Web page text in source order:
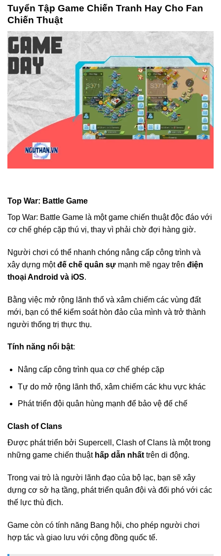
Tuyển Tập Game Chiến Tranh Hay Cho Fan
Chiến Thuật
Top War: Battle Game
Top War: Battle Game là một game chiến thuật độc đáo với
cơ chế ghép cặp thú vị, thay vì phải chờ đợi hàng giờ.
Người chơi có thể nhanh chóng nâng cấp công trình và
xây dựng mộtđế chế quân sự mạnh mẽ ngay trên điện
thoại Android và iOS.
Bằng việc mở rộng lãnh thổ và xâm chiếm các vùng đất
mới, bạn có thể kiểm soát hòn đảo của mình và trở thành
người thống trị thực thụ.
Tính năng nổi bật:
Nâng cấp công trình qua cơ chế ghép cặp
Tự do mở rộng lãnh thổ, xâm chiếm các khu vực khác
Phát triển đội quân hùng mạnh để bảo vệ đế chế
Clash of Clans
Được phát triển bởi Supercell, Clash of Clans là một trong
những game chiến thuật hấp dẫn nhất trên di động.
Trong vai trò là người lãnh đạo của bộ lạc, bạn sẽ xây
dựng cơ sở hạ tầng, phát triển quân đội và đối phó với các
thế lực thù địch.
Game còn có tính năng Bang hội, cho phép người chơi
hợp tác và giao lưu với cộng đồng quốc tế.